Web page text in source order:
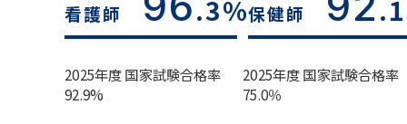
看護師 .3%保健師
2025年度 国家試験合格率
92.9%
2025年度 国家試験合格率
75.0％